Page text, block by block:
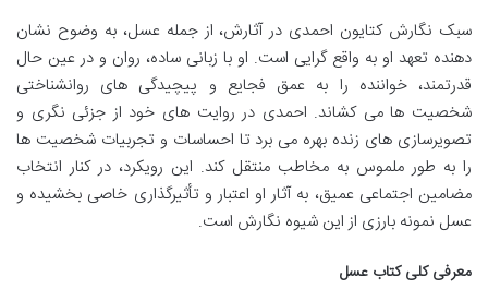
سبک نگارش کتایون احمدی در آثارش، از جمله عسل، به وضوح نشان
دهنده تعهد او به واقع گرایی است. او با زبانی ساده، روان و در عین حال
قدرتمند، خواننده را به عمق فجایع و پیچیدگی های روانشناختی
شخصیت ها می کشاند. احمدی در روایت های خود از جزئی نگری و
تصویرسازی های زنده بهره می برد تا احساسات و تجربیات شخصیت ها
را به طور ملموس به مخاطب منتقل کند. این رویکرد، در کنار انتخاب
مضامین اجتماعی عمیق، به آثار او اعتبار و تأثیرگذاری خاصی بخشیده و
عسل نمونه بارزی از این شیوه نگارش است.
معرفی کلی کتاب عسل